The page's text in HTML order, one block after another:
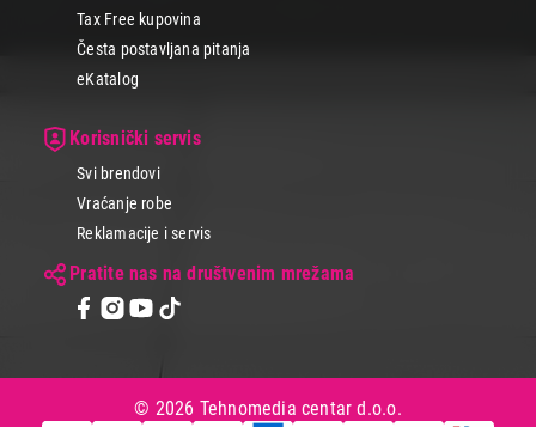
Tax Free kupovina
Česta postavljana pitanja
eKatalog
Korisnički servis
Svi brendovi
Vraćanje robe
Reklamacije i servis
Pratite nas na društvenim mrežama
© 2026 Tehnomedia centar d.o.o.